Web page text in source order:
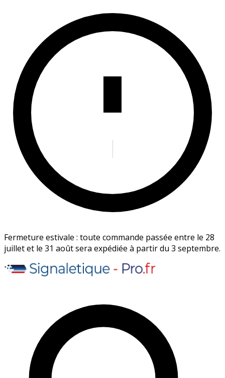
Fermeture estivale : toute commande passée entre le 28
juillet et le 31 août sera expédiée à partir du 3 septembre.